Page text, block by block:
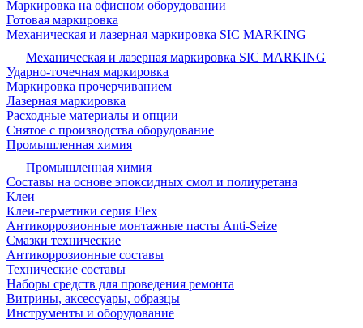
Маркировка на офисном оборудовании
Готовая маркировка
Механическая и лазерная маркировка SIC MARKING
Механическая и лазерная маркировка SIC MARKING
Ударно-точечная маркировка
Маркировка прочерчиванием
Лазерная маркировка
Расходные материалы и опции
Снятое с производства оборудование
Промышленная химия
Промышленная химия
Составы на основе эпоксидных смол и полиуретана
Клеи
Клеи-герметики серия Flex
Антикоррозионные монтажные пасты Anti-Seize
Смазки технические
Антикоррозионные составы
Технические составы
Наборы средств для проведения ремонта
Витрины, аксессуары, образцы
Инструменты и оборудование